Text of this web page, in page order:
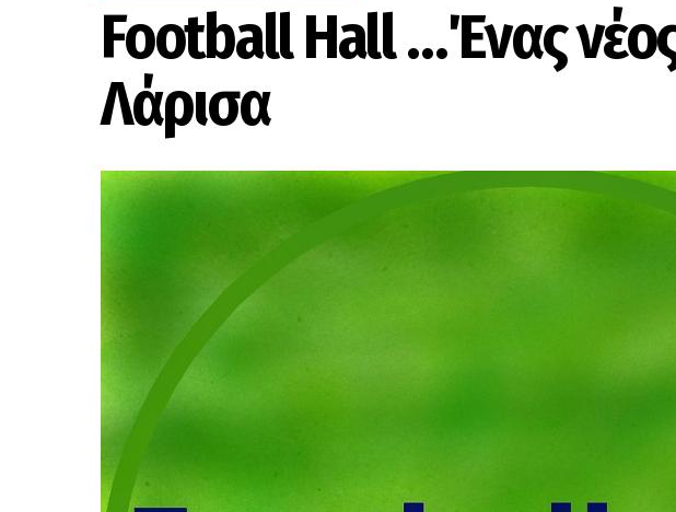
Football Hall …Ένας
Λάρισα